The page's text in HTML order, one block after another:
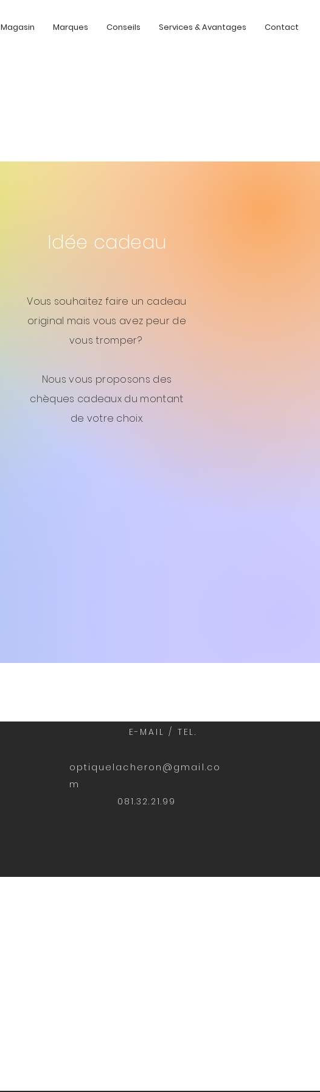
Magasin Marques Conseils Services & Avantages Contact
Idée cadeau
Vous souhaitez faire un cadeau
original mais vous avez peur de
vous tromper?
Nous vous proposons des
chèques cadeaux du montant
de votre choix.
E-MAIL / TEL.
optiquelacheron@gmail.co
m
081.32.21.99